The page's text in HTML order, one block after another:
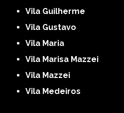
Vila Guilherme
Vila Gustavo
Vila Maria
Vila Marisa Mazzei
Vila Mazzei
Vila Medeiros